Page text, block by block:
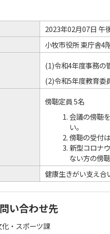
2023年02月07日 午
小牧市役所 東庁舎4
(1)令和4年度事務の
(2)令和5年度教育委
傍聴定員 5名
会議の傍聴
い。
傍聴の受付
新型コロナ
ない方の傍
健康生きがい支え合
い合わせ先
・スポーツ課